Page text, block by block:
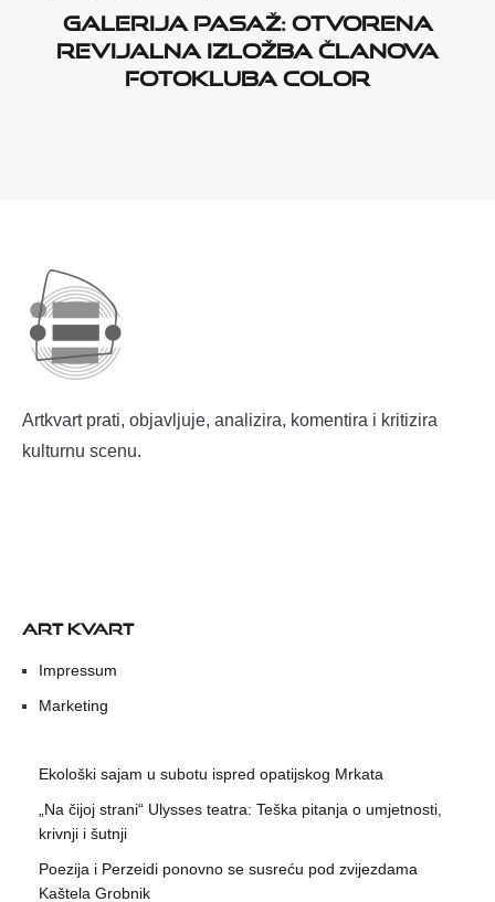
Galerija Pasaž: Otvorena
revijalna izložba članova
Fotokluba Color
Artkvart prati, objavljuje, analizira, komentira i kritizira
kulturnu scenu.
ART KVART
Impressum
Marketing
Ekološki sajam u subotu ispred opatijskog Mrkata
„Na čijoj strani“ Ulysses teatra: Teška pitanja o umjetnosti,
krivnji i šutnji
Poezija i Perzeidi ponovno se susreću pod zvijezdama
Kaštela Grobnik